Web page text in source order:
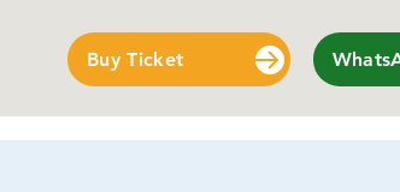
Buy Ticket